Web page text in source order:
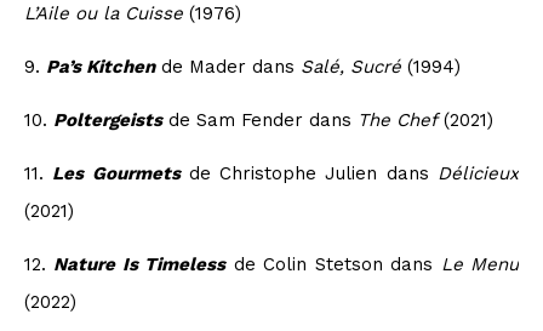
L’Aile ou la Cuisse (1976)
9. Pa’s Kitchende Mader dans Salé, Sucré (1994)
10. Poltergeistsde Sam Fender dans The Chef(2021)
11. Les Gourmetsde Christophe Julien dans Délicieux
(2021)
12. Nature Is Timelessde Colin Stetson dans Le Menu
(2022)